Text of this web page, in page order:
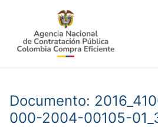
contenido
Documento:
000-2004-00105-